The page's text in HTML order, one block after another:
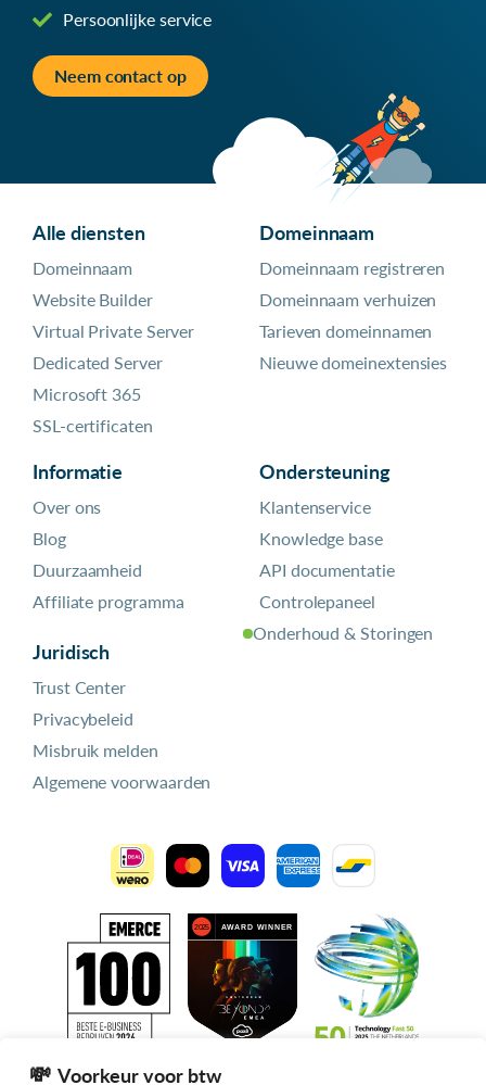
Persoonlijke service
Neem contact op
Alle diensten
Domeinnaam
Website Builder
Virtual Private Server
Dedicated Server
Microsoft 365
SSL-certificaten
Domeinnaam
Domeinnaam registreren
Domeinnaam verhuizen
Tarieven domeinnamen
Nieuwe domeinextensies
Informatie
Over ons
Blog
Duurzaamheid
Affiliate programma
Juridisch
Trust Center
Privacybeleid
Misbruik melden
Algemene voorwaarden
Ondersteuning
Klantenservice
Knowledge base
API documentatie
Controlepaneel
Onderhoud & Storingen
Voorkeur voor btw